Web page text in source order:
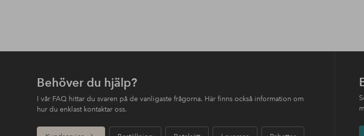
Behöver du hjälp?
I vår FAQ hittar du svaren på de vanligaste frågorna. Här finns också information om
hur du enklast kontaktar oss.